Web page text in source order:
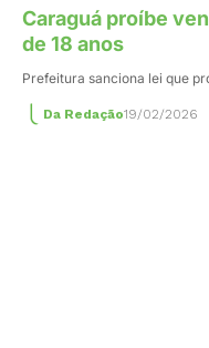
Caraguá proíbe
de 18 anos
Prefeitura sanciona lei que
Da Redação19/02/2026